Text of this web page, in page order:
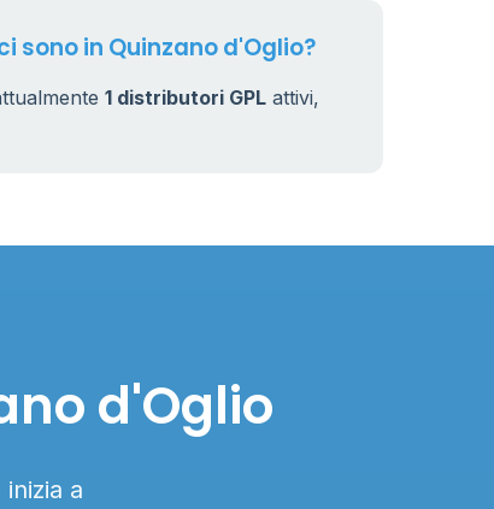
sono in Quinzano d'Oglio?
1 distributori GPL attivi,
d'Oglio
a